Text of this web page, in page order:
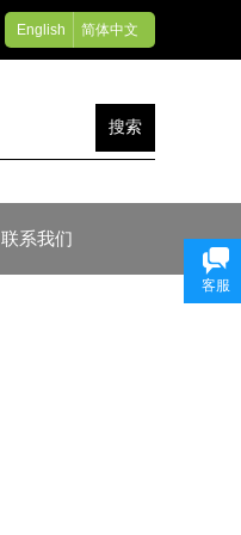
English 简体中文
搜索
联系我们
客服